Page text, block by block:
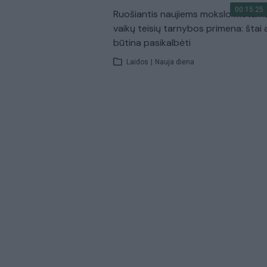
00:15:25
Ruošiantis naujiems mokslo
vaikų teisių tarnybos primena: štai
būtina pasikalbėti
Laidos | Nauja diena